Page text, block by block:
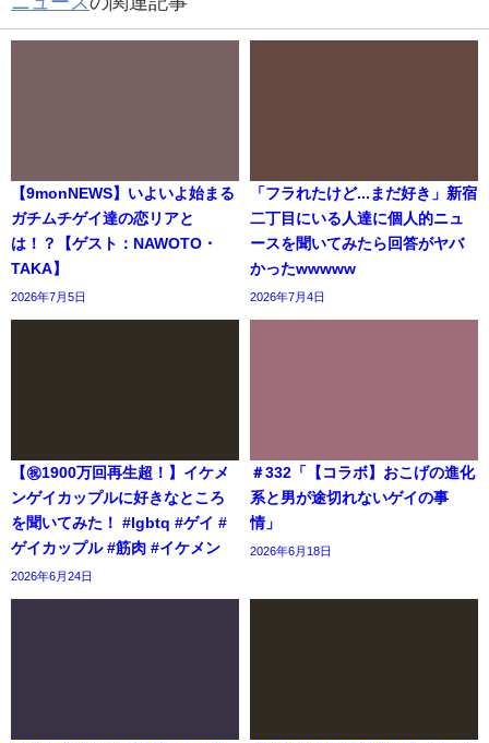
【9monNEWS】いよいよ始まる
ガチムチゲイ達の恋リアと
は！？【ゲスト：NAWOTO・
TAKA】
2026年7月5日
「フラれたけど...まだ好き」新宿
二丁目にいる人達に個人的ニュ
ースを聞いてみたら回答がヤバ
かったwwwww
2026年7月4日
【㊗️1900万回再生超！】イケメ
ンゲイカップルに好きなところ
を聞いてみた！ #lgbtq #ゲイ #
ゲイカップル #筋肉 #イケメン
2026年6月24日
＃332「【コラボ】おこげの進化
系と男が途切れないゲイの事
情」
2026年6月18日